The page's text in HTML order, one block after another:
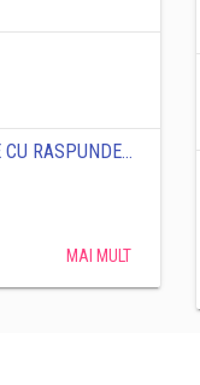
WBC BEST GUARD SOCIETATE CU RASPUNDERE LIMITATĂ
MAI MULT